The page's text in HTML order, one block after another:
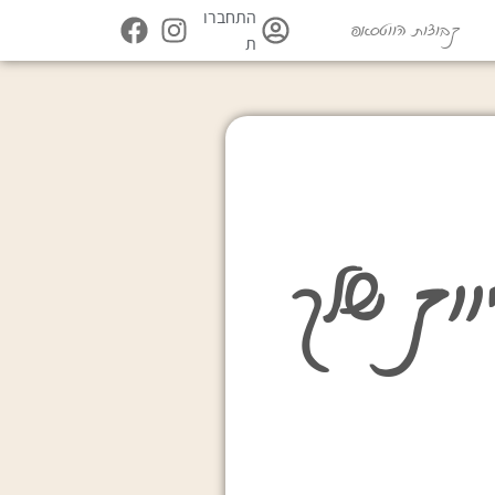
קבוצות הווטסאפ
התחברו
ת
שלך